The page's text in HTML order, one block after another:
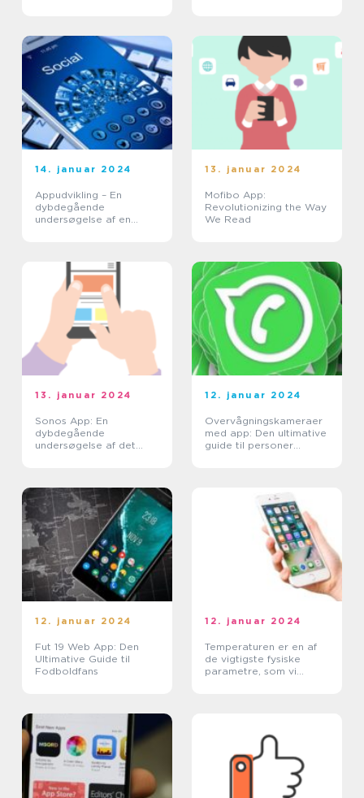
14. januar 2024
Appudvikling – En
dybdegående
undersøgelse af en
13. januar 2024
Mofibo App:
Revolutionizing the Way
We Read
13. januar 2024
Sonos App: En
dybdegående
undersøgelse af det
12. januar 2024
Overvågningskameraer
med app: Den ultimative
guide til personer
12. januar 2024
Fut 19 Web App: Den
Ultimative Guide til
Fodboldfans
12. januar 2024
Temperaturen er en af
de vigtigste fysiske
parametre, som vi